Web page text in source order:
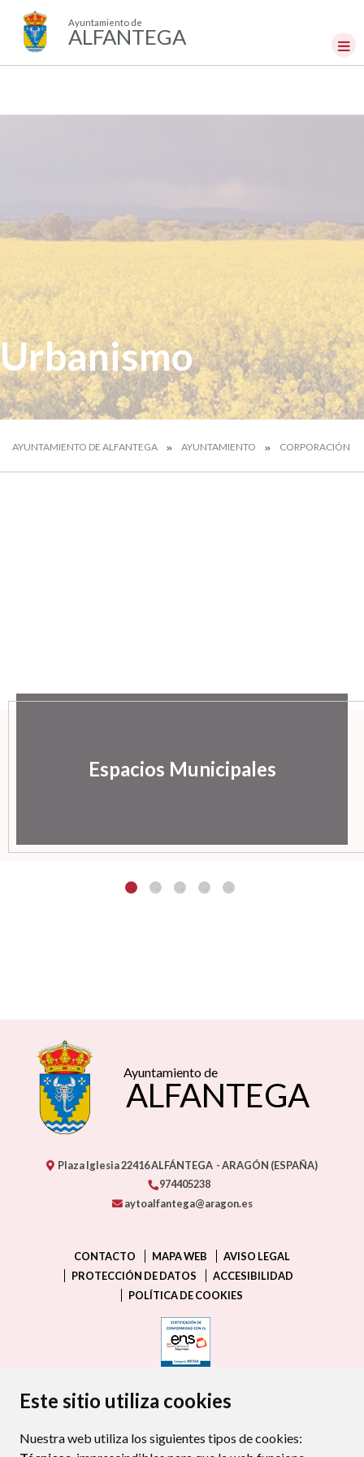
Este sitio utiliza cookies
Nuestra web utiliza los siguientes tipos de cookies:
Ayuntamiento de
ALFANTEGA
Urbanismo
AYUNTAMIENTO DE ALFANTEGA AYUNTAMIENTO CORPORACIÓN
Espacios Municipales
Ayuntamiento de
ALFANTEGA
Plaza Iglesia22416ALFÁNTEGA - ARAGÓN (ESPAÑA)
974405238
aytoalfantega@aragon.es
CONTACTO MAPA WEB
AVISO LEGAL
PROTECCIÓN DE DATOS
ACCESIBILIDAD
POLÍTICA DE COOKIES